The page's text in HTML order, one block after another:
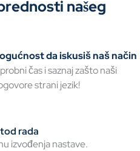
našeg
da iskusiš naš način
čas i saznaj zašto naši
strani jezik!
rada
izvođenja nastave.